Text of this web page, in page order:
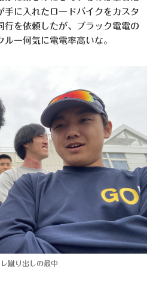
手に入れたロードバイクをカスタ
行を依頼したが、ブラック電電の
ー何気に電電率高いな。
蹴り出しの最中